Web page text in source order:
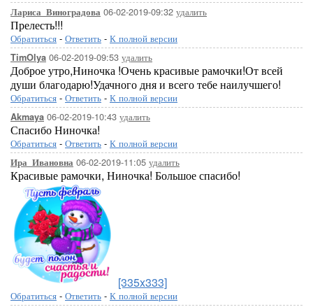
Лариса_Виноградова 06-02-2019-09:32 удалить
Прелесть!!!
Обратиться - Ответить - К полной версии
TimOlya 06-02-2019-09:53 удалить
Доброе утро,Ниночка !Очень красивые рамочки!От всей
души благодарю!Удачного дня и всего тебе наилучшего!
Обратиться - Ответить - К полной версии
Akmaya 06-02-2019-10:43 удалить
Спасибо Ниночка!
Обратиться - Ответить - К полной версии
Ира_Ивановна 06-02-2019-11:05 удалить
Красивые рамочки, Ниночка! Большое спасибо!
[335x333]
Обратиться - Ответить - К полной версии